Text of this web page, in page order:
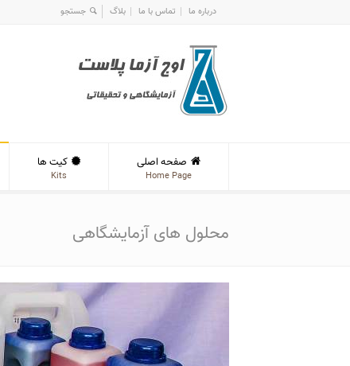
درباره ما تماس با ما بلاگ
صفحه اصلی
Home Page
کیت ها
Kits
محلول های آزمایشگاهی